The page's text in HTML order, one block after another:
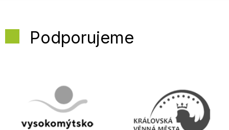
Podporujeme